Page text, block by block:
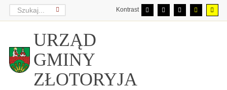
Kontrast
URZĄD
GMINY
ZŁOTORYJA